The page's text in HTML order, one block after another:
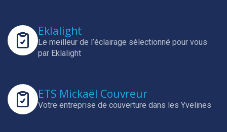
Eklalight
Le meilleur de l’éclairage sélectionné pour vous
par Eklalight
ETS Mickaël Couvreur
Votre entreprise de couverture dans les Yvelines